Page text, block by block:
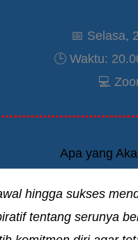
📅 Selasa,
🕒 Waktu:
💻
Apa yang
hingga sukses
tentang serunya